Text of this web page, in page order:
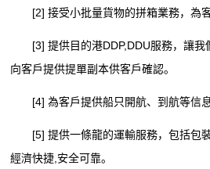
[2] 接受小批量貨物的拼箱業務，為客
[3] 提供目的港DDP,DDU服務，讓我
向客戶提供提單副本供客戶確認。
[4] 為客戶提供船只開航、到航等信息
[5] 提供一條龍的運輸服務，包括包裝
經濟快捷,安全可靠。